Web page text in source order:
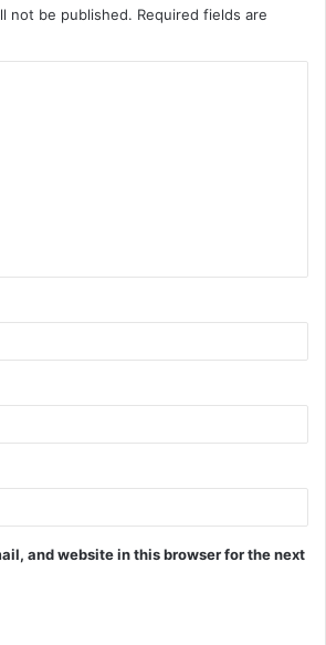
not be published. Required fields are
and website in this browser for the next